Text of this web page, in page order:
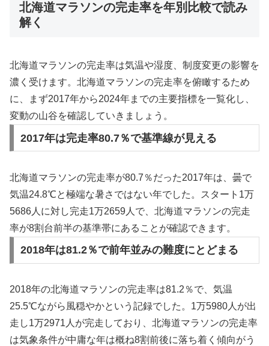
北海道マラソンの完走率を年別比較で読み
解く
北海道マラソンの完走率は気温や湿度、制度変更の影響を
濃く受けます。北海道マラソンの完走率を俯瞰するため
に、まず2017年から2024年までの主要指標を一覧化し、
変動の山谷を確認していきましょう。
2017年は完走率80.7％で基準線が見える
北海道マラソンの完走率が80.7％だった2017年は、曇で
気温24.8℃と極端な暑さではない年でした。スタート1万
5686人に対し完走1万2659人で、北海道マラソンの完走
率が8割台前半の基準帯にあることが確認できます。
2018年は81.2％で前年並みの難度にとどまる
2018年の北海道マラソンの完走率は81.2％で、気温
25.5℃ながら風穏やかという記録でした。1万5980人が出
走し1万2971人が完走しており、北海道マラソンの完走率
は気象条件が中庸な年は概ね8割前後に落ち着く傾向がう